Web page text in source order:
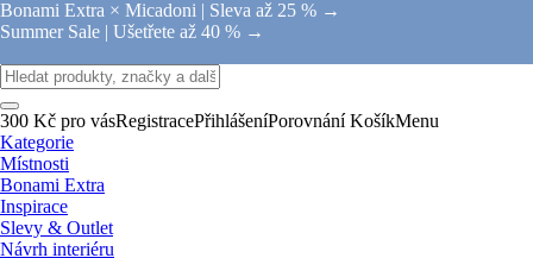
Bonami Extra × Micadoni | Sleva až 25 % →
Summer Sale | Ušetřete až 40 % →
300 Kč pro vásRegistracePřihlášeníPorovnání KošíkMenu
Kategorie
Místnosti
Bonami Extra
Inspirace
Slevy & Outlet
Návrh interiéru